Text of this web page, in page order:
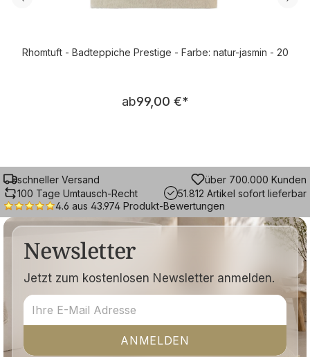
Rhomtuft - Badteppiche Prestige - Farbe: natur-jasmin - 20
Regulärer Preis:
ab99,00 €*
schneller Versand
über 700.000 Kunden
100 Tage Umtausch-Recht
51.812 Artikel sofort lieferbar
4.6 aus 43.974 Produkt-Bewertungen
Newsletter
Jetzt zum kostenlosen Newsletter anmelden.
ANMELDEN